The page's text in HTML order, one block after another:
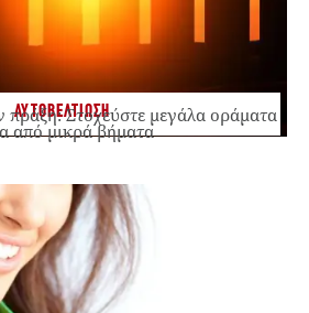
ΑΥΤΟΒΕΛΤΙΩΣΗΣτοχεύστε μεγάλα οράματα
από μικρά βήματα